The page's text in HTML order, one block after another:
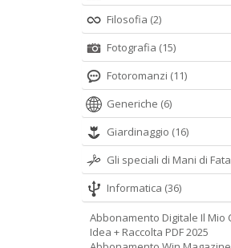
4.90 €
Office
Filosofia (2)
Fotografia (15)
Fotoromanzi (11)
Generiche (6)
Giardinaggio (16)
Gli speciali di Mani di Fata
Informatica (36)
Abbonamento Digitale Il Mio
Idea + Raccolta PDF 2025